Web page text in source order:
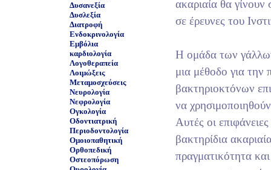
Δυσανεξία
Δυσλεξία
Διατροφή
Ενδοκρινολογία
Εμβόλια
καρδιολογία
Λογοθεραπεία
Λοιμώξεις
Μεταμοσχεύσεις
Νευρολογία
Νεφρολογία
Ογκολογία
Οδοντιατρική
Περιοδοντολογία
Ομοιοπαθητική
Ορθοπεδική
Οστεοπόρωση
ακαριαία θα
σε έρευνες του
Η ομάδα των
μια μέθοδο για την
βακτηριοκτόνων
να
Αυτές οι
βακτηρίδια
πραγματικότητα